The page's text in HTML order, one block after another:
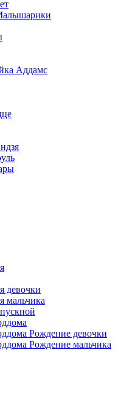
Аддамс
девочки
мальчика
Рождение девочки
Рождение мальчика